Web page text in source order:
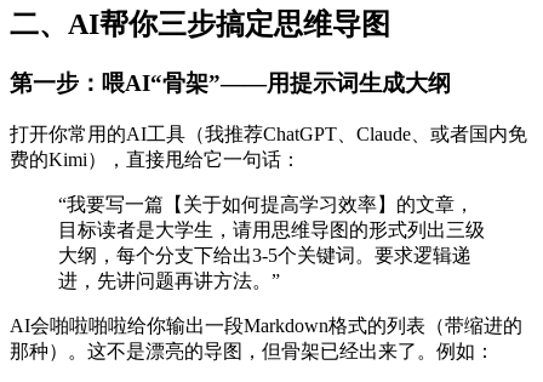
二、AI帮你三步搞定思维导图
第一步：喂AI“骨架”——用提示词生成大纲
打开你常用的AI工具（我推荐ChatGPT、Claude、或者国内免
费的Kimi），直接甩给它一句话：
“我要写一篇【关于如何提高学习效率】的文章，
目标读者是大学生，请用思维导图的形式列出三级
大纲，每个分支下给出3-5个关键词。要求逻辑递
进，先讲问题再讲方法。”
AI会啪啦啪啦给你输出一段Markdown格式的列表（带缩进的
那种）。这不是漂亮的导图，但骨架已经出来了。例如：